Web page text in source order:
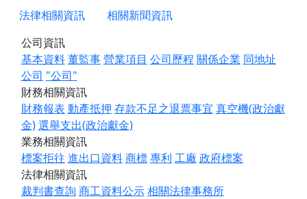
法律相關資訊
相關新聞資訊
公司資訊
基本資料董監事營業項目 公司歷程 關係企業 同地址
公司 "公司"
財務相關資訊
財務報表 動產抵押 存款不足之退票事宜 真空機(政治獻
金)選舉支出(政治獻金)
業務相關資訊
標案拒往 進出口資料商標專利 工廠 政府標案
法律相關資訊
裁判書查詢 商工資料公示相關法律事務所